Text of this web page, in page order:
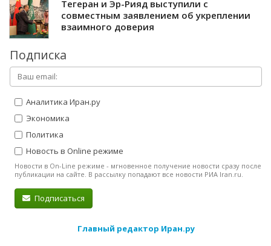
Тегеран и Эр-Рияд выступили с
совместным заявлением об укреплении
взаимного доверия
Подписка
Аналитика Иран.ру
Экономика
Политика
Новость в Online режиме
Новости в On-Line режиме - мгновенное получение новости сразу после
публикации на сайте. В рассылку попадают все новости РИА Iran.ru.
Подписаться
Главный редактор Иран.ру